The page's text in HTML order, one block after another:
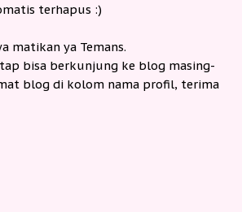
terhapus :)
matikan ya Temans.
bisa berkunjung ke blog masing-
blog di kolom nama profil, terima